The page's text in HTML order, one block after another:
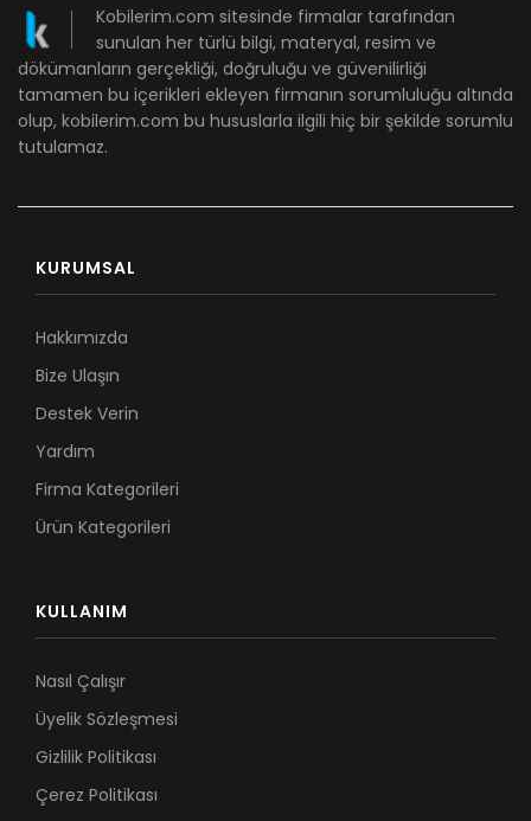
Kobilerim.com sitesinde firmalar tarafından
sunulan her türlü bilgi, materyal, resim ve
dökümanların gerçekliği, doğruluğu ve güvenilirliği
tamamen bu içerikleri ekleyen firmanın sorumluluğu altında
olup, kobilerim.com bu hususlarla ilgili hiç bir şekilde sorumlu
tutulamaz.
KURUMSAL
Hakkımızda
Bize Ulaşın
Destek Verin
Yardım
Firma Kategorileri
Ürün Kategorileri
KULLANIM
Nasıl Çalışır
Üyelik Sözleşmesi
Gizlilik Politikası
Çerez Politikası